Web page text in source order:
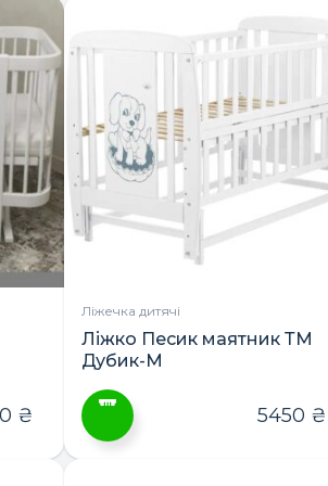
варіантів.
Параметри
можна
вибрати
сторінці
товару
₴
Ліжечка дитячі
Ліжко Песик маятник ТМ
Дубик-М
5450 ₴